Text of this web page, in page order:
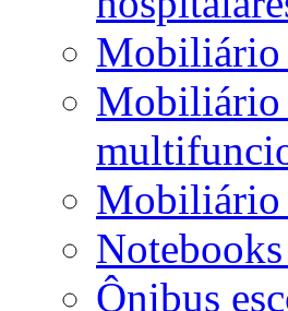
Mobiliário
Mobiliário
Mobiliário
Ônibus